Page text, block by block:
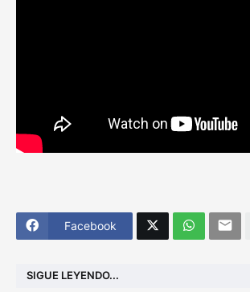
Facebook
SIGUE LEYENDO...